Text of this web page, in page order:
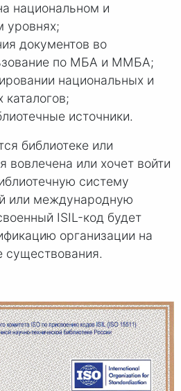
национальном и
уровнях;
документов во
по МБА и ММБА;
национальных и
источники.
библиотеке или
вовлечена или хочет войти
систему
или международную
ISIL-код будет
организации на
существования.